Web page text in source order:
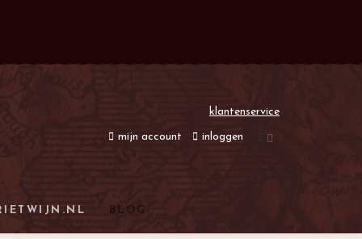
klantenservice
mijn account inloggen
BLOG